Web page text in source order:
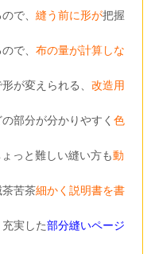
で、縫う前に形が把握
で、布の量が計算しな
が変えられる、改造用
部分が分かりやすく色
っと難しい縫い方も動
苦茶細かく説明書を書
実した部分縫いページ